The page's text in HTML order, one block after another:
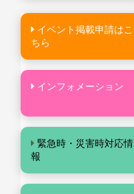
イベント掲載申請はこ
ちら
インフォメーション
緊急時・災害時対応情
報